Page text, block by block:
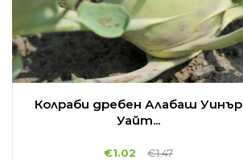
Колраби дребен Алабаш Уинър
Уайт...
€1.02 €1.47